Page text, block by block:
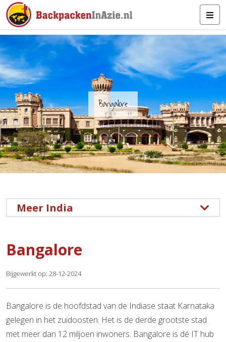
Bangalore
Meer India
Bangalore
Bijgewerkt op: 28-12-2024
Bangalore is de hoofdstad van de Indiase staat Karnataka
gelegen in het zuidoosten. Het is de derde grootste stad
met meer dan 12 miljoen inwoners. Bangalore is dé IT hub